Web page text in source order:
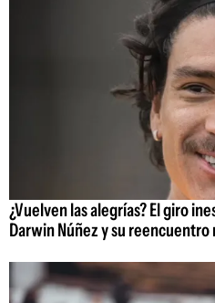
¿Vuelven las alegrías? El giro
Darwin Núñez y su reencuentro